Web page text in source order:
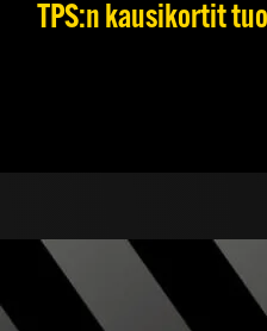
TPS:n kausikortit